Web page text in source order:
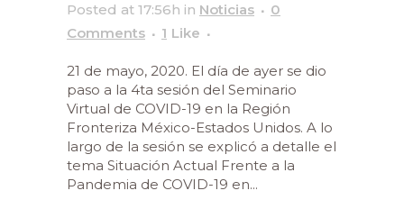
Posted at 17:56h in Noticias
0
Comments
1 Like
21 de mayo, 2020. El día de ayer se dio
paso a la 4ta sesión del Seminario
Virtual de COVID-19 en la Región
Fronteriza México-Estados Unidos. A lo
largo de la sesión se explicó a detalle el
tema Situación Actual Frente a la
Pandemia de COVID-19 en...